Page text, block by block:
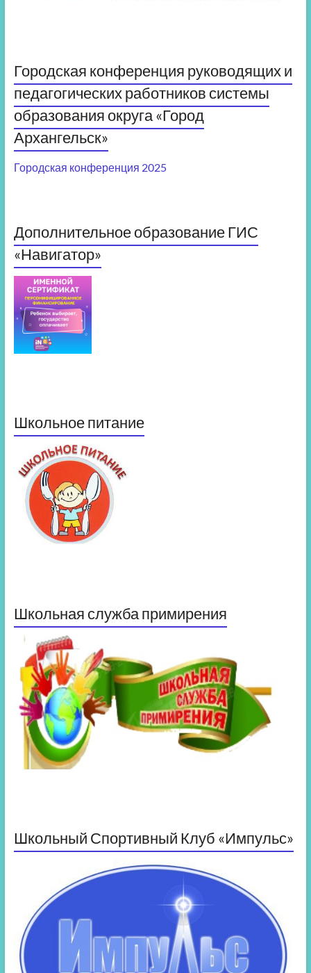
Городская конференция руководящих и
педагогических работников системы
образования округа «Город
Архангельск»
Городская конференция 2025
Дополнительное образование ГИС
«Навигатор»
Школьное питание
Школьная служба примирения
Школьный Спортивный Клуб «Импульс»